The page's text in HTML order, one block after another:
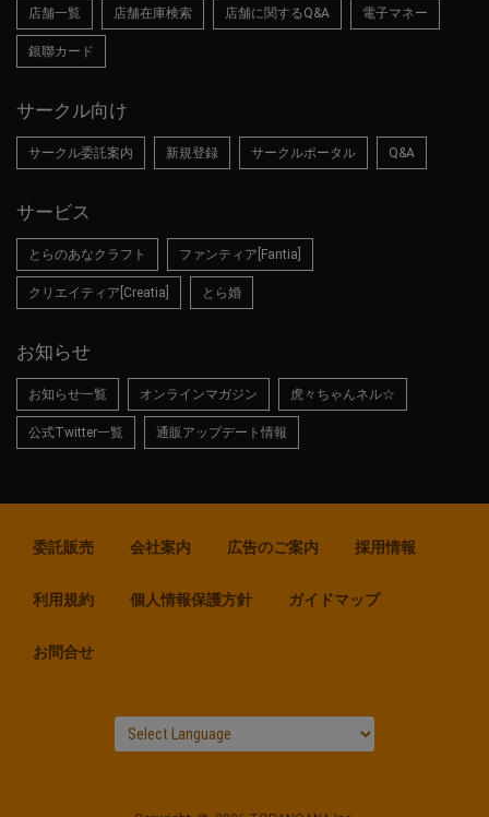
店舗一覧 店舗在庫検索 店舗に関するQ&A 電子マネー
銀聯カード
サークル向け
サークル委託案内 新規登録 サークルポータル Q&A
サービス
とらのあなクラフト ファンティア[Fantia]
クリエイティア[Creatia] とら婚
お知らせ
お知らせ一覧 オンラインマガジン 虎々ちゃんネル☆
公式Twitter一覧 通販アップデート情報
委託販売 会社案内 広告のご案内 採用情報
利用規約 個人情報保護方針 ガイドマップ
お問合せ